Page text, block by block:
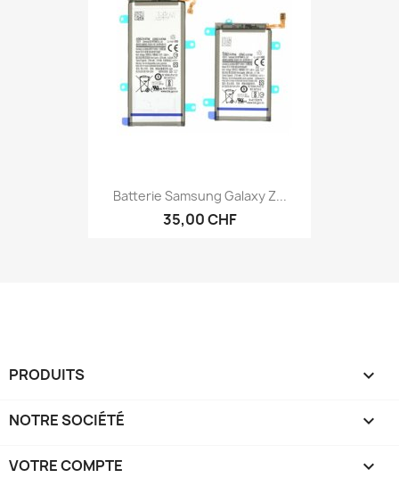
Batterie Samsung Galaxy Z...
35,00 CHF
PRODUITS 
NOTRE SOCIÉTÉ 
VOTRE COMPTE 